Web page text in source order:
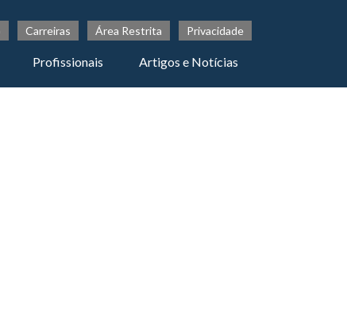
Carreiras Área Restrita Privacidade
Profissionais Artigos e Notícias